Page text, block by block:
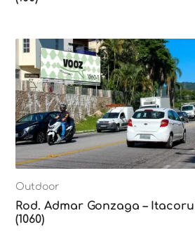
Outdoor
Rod. Admar Gonzaga –
(1060)